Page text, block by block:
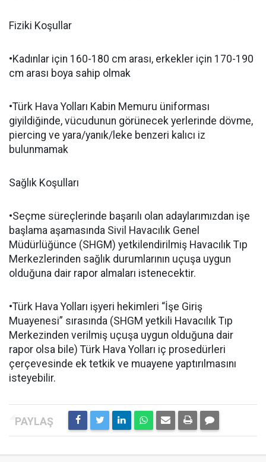
Fiziki Koşullar
•Kadınlar için 160-180 cm arası, erkekler için 170-190
cm arası boya sahip olmak
•Türk Hava Yolları Kabin Memuru üniforması
giyildiğinde, vücudunun görünecek yerlerinde dövme,
piercing ve yara/yanık/leke benzeri kalıcı iz
bulunmamak
Sağlık Koşulları
•Seçme süreçlerinde başarılı olan adaylarımızdan işe
başlama aşamasında Sivil Havacılık Genel
Müdürlüğünce (SHGM) yetkilendirilmiş Havacılık Tıp
Merkezlerinden sağlık durumlarının uçuşa uygun
olduğuna dair rapor almaları istenecektir.
•Türk Hava Yolları işyeri hekimleri “İşe Giriş
Muayenesi” sırasında (SHGM yetkili Havacılık Tıp
Merkezinden verilmiş uçuşa uygun olduğuna dair
rapor olsa bile) Türk Hava Yolları iç prosedürleri
çerçevesinde ek tetkik ve muayene yaptırılmasını
isteyebilir.